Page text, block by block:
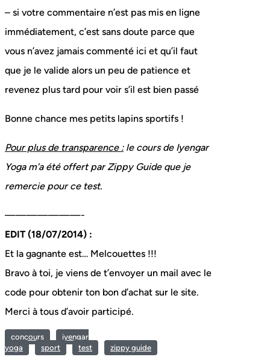
– si votre commentaire n’est pas mis en ligne
immédiatement, c’est sans doute parce que
vous n’avez jamais commenté ici et qu’il faut
que je le valide alors un peu de patience et
revenez plus tard pour voir s’il est bien passé
Bonne chance mes petits lapins sportifs !
Pour plus de transparence :le cours de Iyengar
Yoga m’a été offert par Zippy Guide que je
remercie pour ce test.
———————-
EDIT (18/07/2014) :
Et la gagnante est… Melcouettes !!!
Bravo à toi, je viens de t’envoyer un mail avec le
code pour obtenir ton bon d’achat sur le site.
Merci à tous d’avoir participé.
concours
iyengar
yoga
sport test zippy guide